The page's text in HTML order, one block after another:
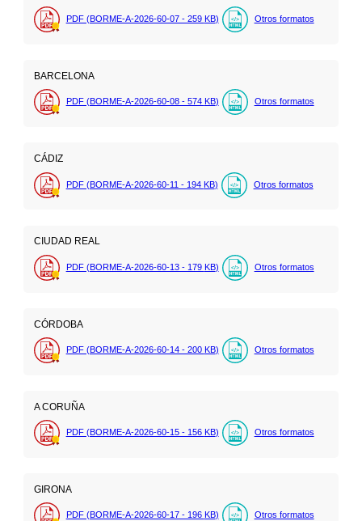
PDF (BORME-A-2026-60-07 - 259 KB) Otros formatos
BARCELONA
PDF (BORME-A-2026-60-08 - 574 KB) Otros formatos
CÁDIZ
PDF (BORME-A-2026-60-11 - 194 KB) Otros formatos
CIUDAD REAL
PDF (BORME-A-2026-60-13 - 179 KB) Otros formatos
CÓRDOBA
PDF (BORME-A-2026-60-14 - 200 KB) Otros formatos
A CORUÑA
PDF (BORME-A-2026-60-15 - 156 KB) Otros formatos
GIRONA
PDF (BORME-A-2026-60-17 - 196 KB) Otros formatos